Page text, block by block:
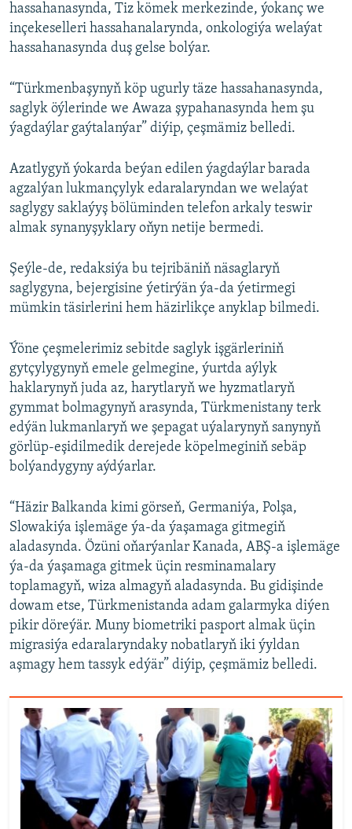
hassahanasynda, Tiz kömek merkezinde, ýokanç we
inçekeselleri hassahanalarynda, onkologiýa welaýat
hassahanasynda duş gelse bolýar.
“Türkmenbaşynyň köp ugurly täze hassahanasynda,
saglyk öýlerinde we Awaza şypahanasynda hem şu
ýagdaýlar gaýtalanýar” diýip, çeşmämiz belledi.
Azatlygyň ýokarda beýan edilen ýagdaýlar barada
agzalýan lukmançylyk edaralaryndan we welaýat
saglygy saklaýyş bölüminden telefon arkaly teswir
almak synanyşyklary oňyn netije bermedi.
Şeýle-de, redaksiýa bu tejribäniň näsaglaryň
saglygyna, bejergisine ýetirýän ýa-da ýetirmegi
mümkin täsirlerini hem häzirlikçe anyklap bilmedi.
Ýöne çeşmelerimiz sebitde saglyk işgärleriniň
gytçylygynyň emele gelmegine, ýurtda aýlyk
haklarynyň juda az, harytlaryň we hyzmatlaryň
gymmat bolmagynyň arasynda, Türkmenistany terk
edýän lukmanlaryň we şepagat uýalarynyň sanynyň
görlüp-eşidilmedik derejede köpelmeginiň sebäp
bolýandygyny aýdýarlar.
“Häzir Balkanda kimi görseň, Germaniýa, Polşa,
Slowakiýa işlemäge ýa-da ýaşamaga gitmegiň
aladasynda. Özüni oňarýanlar Kanada, ABŞ-a işlemäge
ýa-da ýaşamaga gitmek üçin resminamalary
toplamagyň, wiza almagyň aladasynda. Bu gidişinde
dowam etse, Türkmenistanda adam galarmyka diýen
pikir döreýär. Muny biometriki pasport almak üçin
migrasiýa edaralaryndaky nobatlaryň iki ýyldan
aşmagy hem tassyk edýär” diýip, çeşmämiz belledi.